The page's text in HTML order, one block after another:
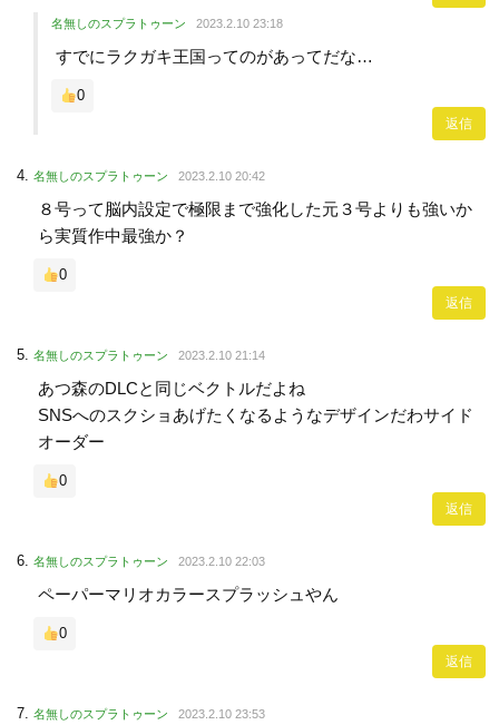
名無しのスプラトゥーン 2023.2.10 23:18
すでにラクガキ王国ってのがあってだな…
0
返信
名無しのスプラトゥーン 2023.2.10 20:42
８号って脳内設定で極限まで強化した元３号よりも強いか
ら実質作中最強か？
0
返信
名無しのスプラトゥーン 2023.2.10 21:14
あつ森のDLCと同じベクトルだよね
SNSへのスクショあげたくなるようなデザインだわサイド
オーダー
0
返信
名無しのスプラトゥーン 2023.2.10 22:03
ペーパーマリオカラースプラッシュやん
0
返信
名無しのスプラトゥーン 2023.2.10 23:53